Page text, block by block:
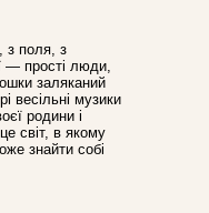
з поля, з
— прості люди,
заляканий
весільні музики
родини і
світ, в якому
знайти собі